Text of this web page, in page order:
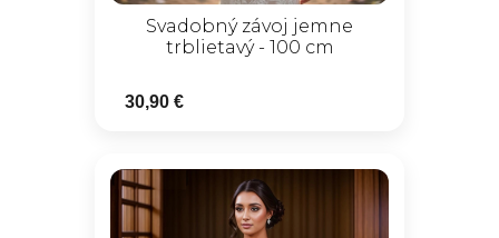
Svadobný závoj jemne
trblietavý - 100 cm
30,90 €